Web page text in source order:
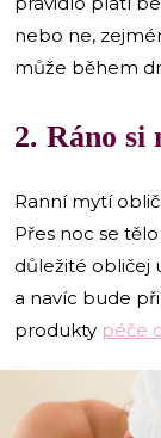
nebo ne,
může během
2. Ráno si
Ranní mytí
Přes noc se
důležité obličej
a navíc bude
produkty péče